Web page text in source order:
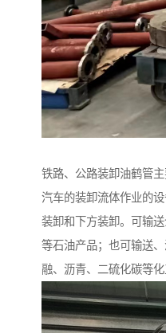
铁路、公路装卸油鹤管
汽车的装卸流体作业的
装卸和下方装卸。可输
等石油产品；也可输送
融、沥青、二硫化碳等化